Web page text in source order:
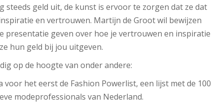
steeds geld uit, de kunst is ervoor te zorgen dat ze dat
en vertrouwen. Martijn de Groot wil bewijzen
presentatie geven over hoe je vertrouwen en inspiratie
hun geld bij jou uitgeven.
op de hoogte van onder andere:
het eerst de Fashion Powerlist, een lijst met de 100
modeprofessionals van Nederland.